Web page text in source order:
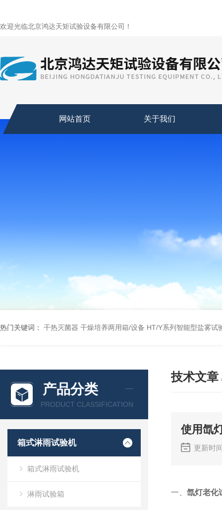
欢迎光临北京鸿达天矩试验设备有限公司！
网站首页 关于我们
热门关键词： 干热灭菌器 干燥培养两用箱/设备 HT/Y系列智能型盐雾试
产品分类
PRODUCT CLASSIFICATION
箱式淋雨试验机
箱式淋雨试验机
淋雨试验箱
技术文章
使用氙
更新时
一、 氙灯老化